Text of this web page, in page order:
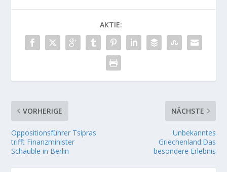
AKTIE:
VORHERIGE
Oppositionsführer Tsipras
trifft Finanzminister
Schäuble in Berlin
NÄCHSTE
Unbekanntes
Griechenland:Das
besondere Erlebnis